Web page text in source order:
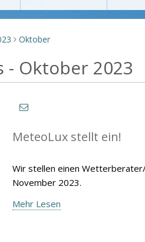
> Oktober
- Oktober 2023
MeteoLux stellt ein!
Wir stellen einen
November 2023.
Mehr Lesen